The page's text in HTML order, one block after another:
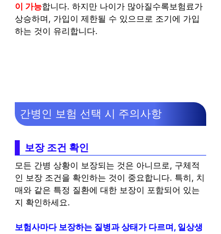
이 가능합니다. 하지만 나이가 많아질수록보험료가
상승하며, 가입이 제한될 수 있으므로 조기에 가입
하는 것이 유리합니다.
간병인 보험 선택 시 주의사항
보장 조건 확인
모든 간병 상황이 보장되는 것은 아니므로, 구체적
인 보장 조건을 확인하는 것이 중요합니다. 특히, 치
매와 같은 특정 질환에 대한 보장이 포함되어 있는
지 확인하세요.
보험사마다 보장하는 질병과 상태가 다르며, 일상생